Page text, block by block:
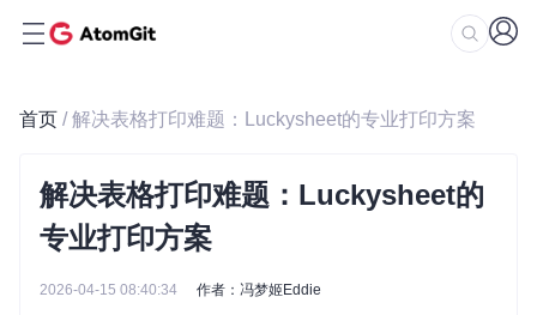
首页 / 解决表格打印难题：Luckysheet的专业打印方案
解决表格打印难题：Luckysheet的
专业打印方案
2026-04-15 08:40:34 作者：冯梦姬Eddie